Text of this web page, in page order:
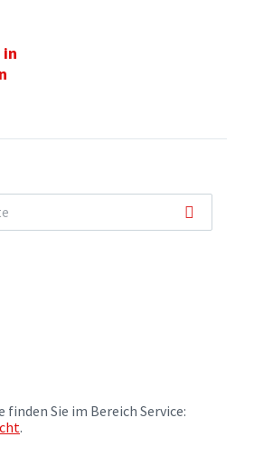
Sie im Bereich Service:
.